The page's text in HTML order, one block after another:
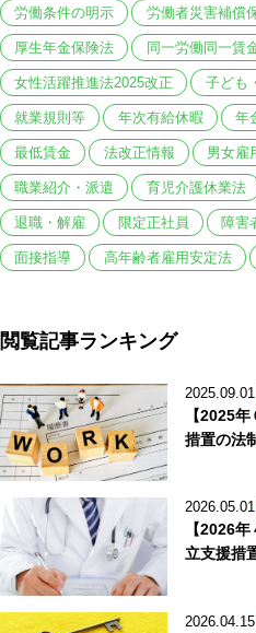
労働条件の明示 労働者災害補償
厚生年金保険法 同一労働同一賃
女性活躍推進法2025改正 子ども
就業規則等 年次有給休暇 年
最低賃金 法改正情報 男女雇
職業紹介・派遣 育児介護休業法
退職・解雇 限定正社員 障害
面接指導 高年齢者雇用安定法
閲覧記事ランキング
2025.09.01
【2025
措置の法
2026.05.01
【2026
立支援措
2026.04.15